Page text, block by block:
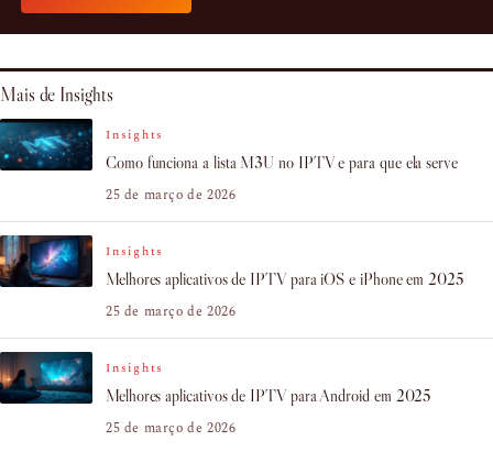
Mais de Insights
Insights
Como funciona a lista M3U no IPTV e para que ela serve
25 de março de 2026
Insights
Melhores aplicativos de IPTV para iOS e iPhone em 2025
25 de março de 2026
Insights
Melhores aplicativos de IPTV para Android em 2025
25 de março de 2026